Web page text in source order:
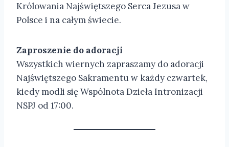
Królowania Najświętszego Serca Jezusa w
Polsce i na całym świecie.
Zaproszenie do adoracji
Wszystkich wiernych zapraszamy do adoracji
Najświętszego Sakramentu w każdy czwartek,
kiedy modli się Wspólnota Dzieła Intronizacji
NSPJ od 17:00.